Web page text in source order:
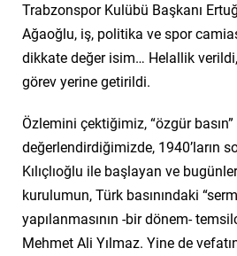
Trabzonspor Kulübü Başkanı
Ağaoğlu, iş, politika ve spor
dikkate değer isim… Helallik
görev yerine getirildi.
Özlemini çektiğimiz, “özgür
değerlendirdiğimizde, 1940’ların
Kılıçlıoğlu ile başlayan ve
kurulumun, Türk basınındaki
yapılanmasının -bir dönem-
Mehmet Ali Yılmaz. Yine de